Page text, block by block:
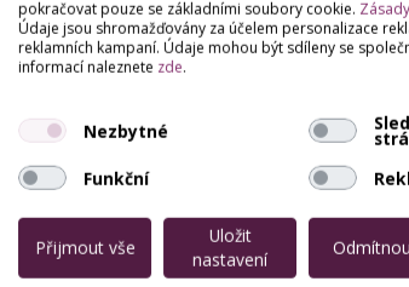
pokračovat pouze se základními soubory cookie.
Údaje jsou shromažďovány za účelem personalizace
reklamních kampaní. Údaje mohou být sdíleny se
informací naleznete zde.
Nezbytné
Funkční
Přijmout vše
Uložit
nastavení